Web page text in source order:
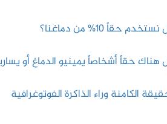
حقاً 10% من دماغنا؟
هناك حقاً أشخاصاً يمينيو الدماغ أو
الكامنة وراء الذاكرة الفوتوغرافية